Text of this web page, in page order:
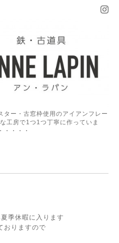
ター・古窓枠使用のアイアンフレー
房で1つ1つ丁寧に作っていま
・・・
季休暇に入ります
おりますので